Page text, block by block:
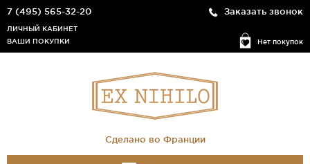
7 (495) 565-32-20 Заказать звонок
Нет покупок
ЛИЧНЫЙ КАБИНЕТ
ВАШИ ПОКУПКИ
Сделано во Франции